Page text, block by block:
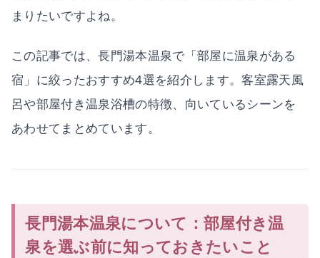
まりたいですよね。
この記事では、長門湯本温泉で「部屋に温泉がある
宿」に絞ったおすすめ4選を紹介します。客室露天風
呂や部屋付き温泉浴槽の特徴、向いているシーンを
あわせてまとめています。
長門湯本温泉について：部屋付き温
泉を選ぶ前に知っておきたいこと